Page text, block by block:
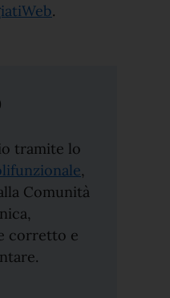
.
tramite lo
,
Comunità
corretto e